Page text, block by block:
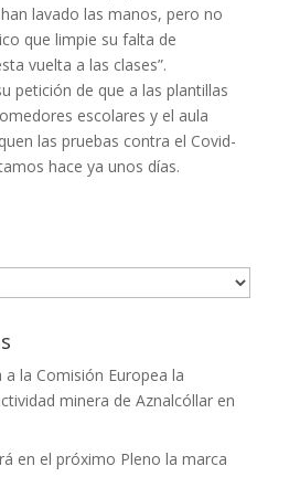
lavado las manos, pero no
que limpie su falta de
vuelta a las clases”.
petición de que a las plantillas
escolares y el aula
las pruebas contra el Covid-
hace ya unos días.
a la Comisión Europea la
minera de Aznalcóllar en
en el próximo Pleno la marca